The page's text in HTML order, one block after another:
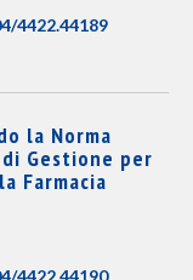
4422.44189
la Norma
Gestione per
Farmacia
4422.44190